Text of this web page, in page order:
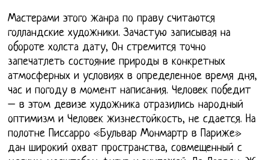
Мастерами этого жанра по праву считаются
голландские художники. Зачастую записывая на
обороте холста дату, Он стремится точно
запечатлеть состояние природы в конкретных
атмосферных и условиях в определенное время дня,
час и погоду в момент написания. Человек победит
– в этом девизе художника отразились народный
оптимизм и Человек жизнестойкость, не сдается. На
полотне Писсарро «Бульвар Монмартр в Париже»
дан широкий охват пространства, совмещенный с